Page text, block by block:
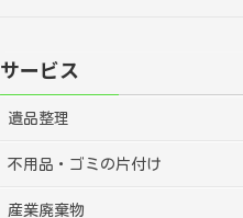
サービス
遺品整理
不用品・ゴミの片付け
産業廃棄物